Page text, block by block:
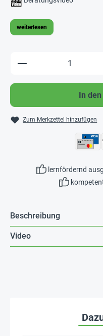
weiterlesen
Produkt Anzahl:
In
Zum Merkzettel hinzufügen
lernfördernd
Beschreibung
Video